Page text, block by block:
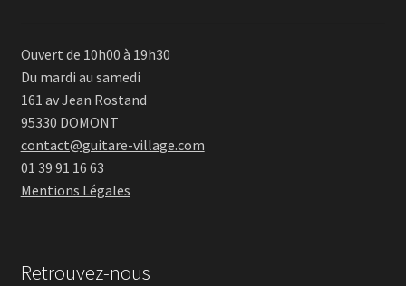
Ouvert de 10h00 à 19h30
Du mardi au samedi
161 av Jean Rostand
95330 DOMONT
contact@guitare-village.com
01 39 91 16 63
Mentions Légales
Retrouvez-nous